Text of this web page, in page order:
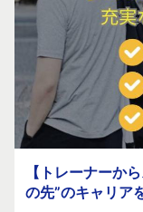
【トレーナーか
の先”のキャリア